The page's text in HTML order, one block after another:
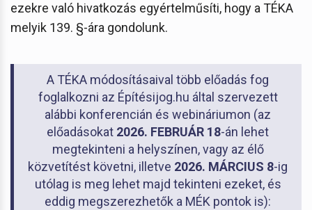
ezekre való hivatkozás egyértelműsíti, hogy a TÉKA
melyik 139. §-ára gondolunk.
A TÉKA módosításaival több előadás fog
foglalkozni az Építésijog.hu által szervezett
alábbi konferencián és webináriumon (az
előadásokat 2026. FEBRUÁR 18-án lehet
megtekinteni a helyszínen, vagy az élő
közvetítést követni, illetve 2026. MÁRCIUS 8-ig
utólag is meg lehet majd tekinteni ezeket, és
eddig megszerezhetők a MÉK pontok is):